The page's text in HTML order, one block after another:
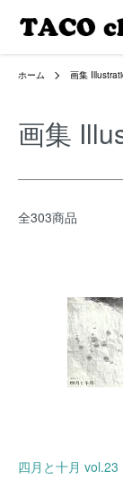
ホーム 画集
画集
全303商品
四月と十月 vol.23